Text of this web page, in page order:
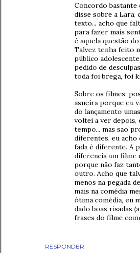
RESPONDER
Concordo bastante
disse sobre a Lara,
texto... acho que
para fazer mais
é aquela questão
Talvez tenha feito
público
pedido de
toda foi brega, foi
Sobre os filmes:
asneira porque eu
do lançamento
voltei a ver depois,
tempo... mas são
diferentes, eu acho
fada é diferente. A
diferencia um filme
porque não faz
outro. Acho que
menos na pegada
mais na comédia
ótima comédia, eu
dado boas risadas
frases do filme